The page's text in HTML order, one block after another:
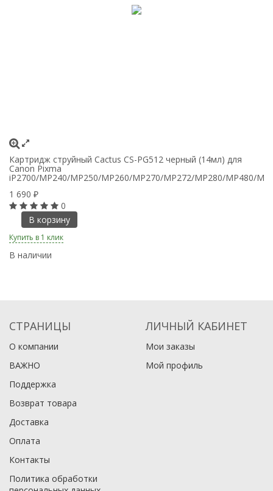
Картридж струйный Cactus CS-PG512 черный (14мл) для
Canon Pixma
iP2700/MP240/MP250/MP260/MP270/MP272/MP280/MP480/
1 690 ₽
0
В корзину
Купить в 1 клик
В наличии
СТРАНИЦЫ
О компании
ВАЖНО
Поддержка
Возврат товара
Доставка
Оплата
Контакты
Политика обработки
ЛИЧНЫЙ КАБИНЕТ
Мои заказы
Мой профиль